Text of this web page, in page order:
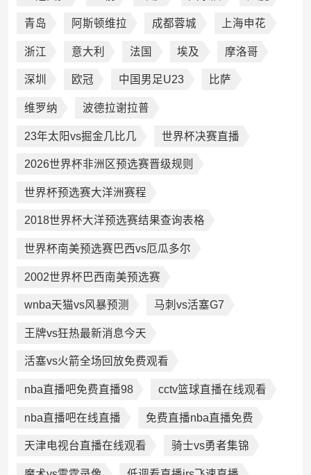
青岛 阿斯顿维拉 成都蓉城 上海申花
浙江 意大利 法国 埃及 摩洛哥
深圳 欧冠 中国男足U23 比萨
维罗纳 波德拉谢拉普
23年太阳vs掘金几比几 世界杯决赛直播
2026世界杯非洲区预选赛晋级规则
世界杯预选赛大洋洲赛程
2018世界杯大洋预选赛结果查询表格
世界杯南美预选赛巴西vs厄瓜多尔
2002世界杯巴西南美预选赛
wnba天猫vs风暴预测 马刺vs活塞G7
王牌vs狂热最新消息今天
活塞vs火箭全场回放免费观看
nba直播吧免费直播98 cctv篮球直播在线观看
nba直播吧在线直播 免费直播nba直播免费
天津电视台直播在线观看 骑士vs勇者集锦